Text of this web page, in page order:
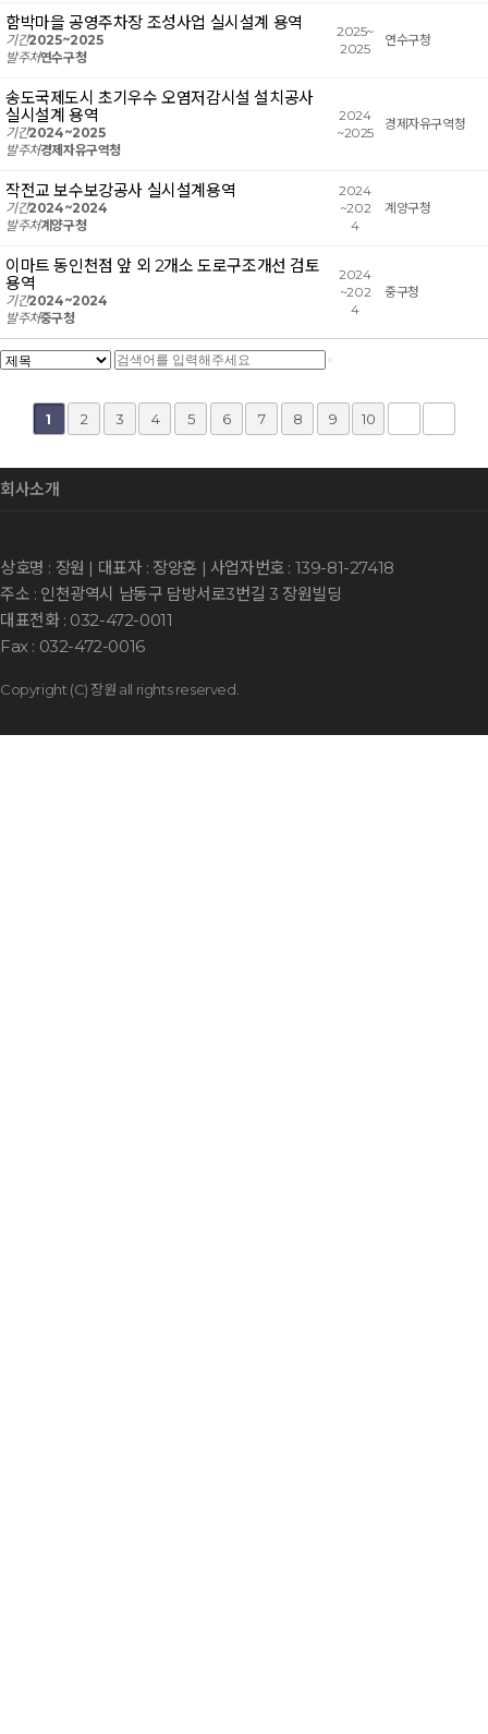
함박마을 공영주차장 조성사업 실시설계 용역
기간2025~2025
발주처연수구청
2025~
2025
연수구청
송도국제도시 초기우수 오염저감시설 설치공사
실시설계 용역
기간2024~2025
발주처경제자유구역청
2024
~2025
경제자유구역청
작전교 보수보강공사 실시설계용역
기간2024~2024
발주처계양구청
2024
~202
4
계양구청
이마트 동인천점 앞 외 2개소 도로구조개선 검토
용역
기간2024~2024
발주처중구청
2024
~202
4
중구청
1 2 3 4 5 6 7 8 9 10
회사소개
상호명 : 장원 | 대표자 : 장양훈 | 사업자번호 : 139-81-27418
주소 : 인천광역시 남동구 담방서로3번길 3 장원빌딩
대표전화 : 032-472-0011
Fax : 032-472-0016
Copyright (C) 장원 all rights reserved.